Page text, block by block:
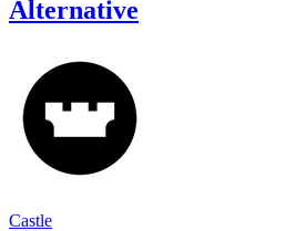
Alternative
Castle